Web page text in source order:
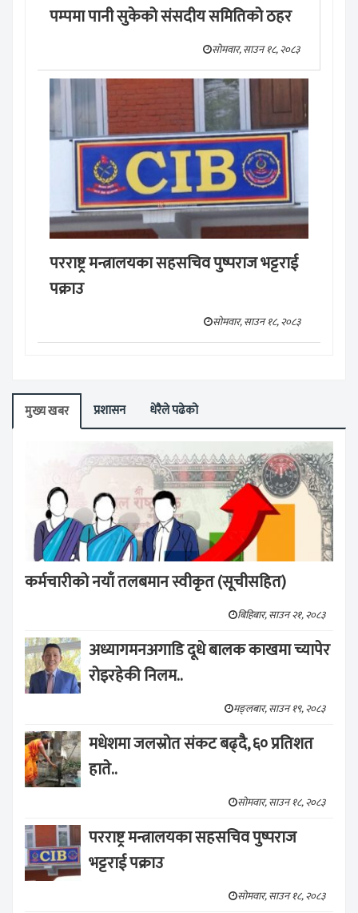
पम्पमा पानी सुकेको संसदीय समितिको ठहर
सोमवार, साउन १८, २०८३
परराष्ट्र मन्त्रालयका सहसचिव पुष्पराज भट्टराई
पक्राउ
सोमवार, साउन १८, २०८३
मुख्य खबर प्रशासन धेरैले पढेको
कर्मचारीको नयाँ तलबमान स्वीकृत (सूचीसहित)
बिहिबार, साउन २१, २०८३
अध्यागमनअगाडि दूधे बालक काखमा च्यापेर
रोइरहेकी निलम..
मङ्लबार, साउन १९, २०८३
मधेशमा जलस्रोत संकट बढ्दै, ६० प्रतिशत
हाते..
सोमवार, साउन १८, २०८३
परराष्ट्र मन्त्रालयका सहसचिव पुष्पराज
भट्टराई पक्राउ
सोमवार, साउन १८, २०८३